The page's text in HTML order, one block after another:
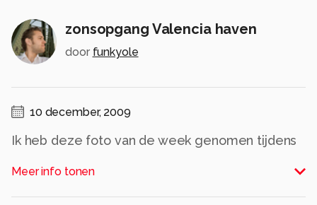
zonsopgang Valencia haven
door funkyole
10 december, 2009
Ik heb deze foto van de week genomen tijdens
De sluiter ietsje langer opgen gezet voor het
spiegeleffect.
Meer info tonen